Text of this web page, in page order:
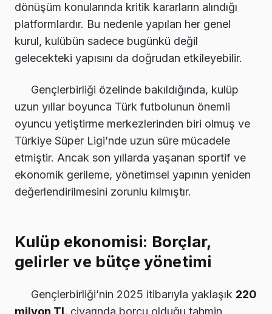
dönüşüm konularında kritik kararların alındığı
platformlardır. Bu nedenle yapılan her genel
kurul, kulübün sadece bugünkü değil
gelecekteki yapısını da doğrudan etkileyebilir.
Gençlerbirliği özelinde bakıldığında, kulüp
uzun yıllar boyunca Türk futbolunun önemli
oyuncu yetiştirme merkezlerinden biri olmuş ve
Türkiye Süper Ligi’nde uzun süre mücadele
etmiştir. Ancak son yıllarda yaşanan sportif ve
ekonomik gerileme, yönetimsel yapının yeniden
değerlendirilmesini zorunlu kılmıştır.
Kulüp ekonomisi: Borçlar,
gelirler ve bütçe yönetimi
Gençlerbirliği’nin 2025 itibarıyla yaklaşık 220